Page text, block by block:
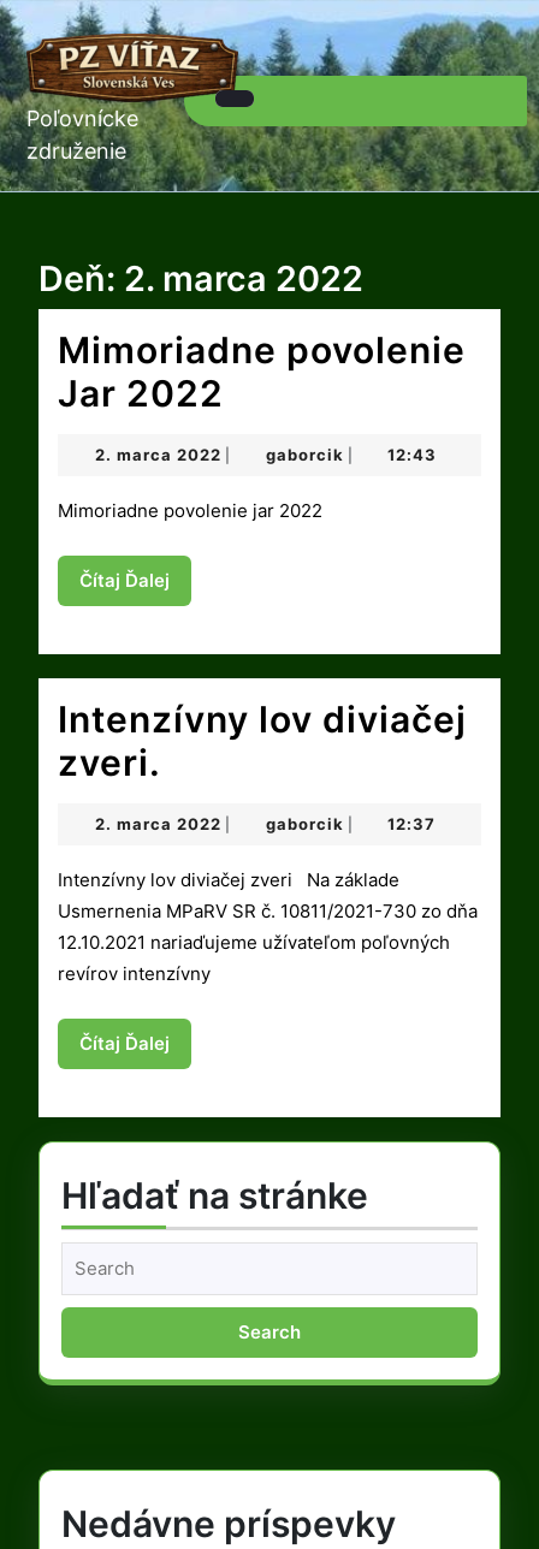
Skip
to
content
Poľovnícke
združenie
Button
Deň: 2. marca 2022
Mimoriadne povolenie
Jar 2022
povolenie
Jar
2022
2. marca 2022 2.
2022
gaborcik gaborcik
12:43
Mimoriadne povolenie jar 2022
Čítaj Ďalej
Ďalej
Intenzívny lov diviačej
zveri.
diviačej
zveri.
2. marca 2022 2.
2022
gaborcik gaborcik
12:37
Intenzívny lov diviačej zveri Na základe
Usmernenia MPaRV SR č. 10811/2021-730 zo dňa
12.10.2021 nariaďujeme užívateľom poľovných
revírov intenzívny
Čítaj Ďalej
Ďalej
Hľadať na stránke
for:
Nedávne príspevky